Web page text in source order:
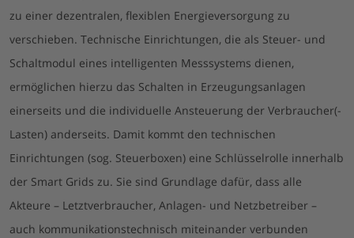
zu einer dezentralen, flexiblen Energieversorgung zu
verschieben. Technische Einrichtungen, die als Steuer- und
Schaltmodul eines intelligenten Messsystems dienen,
ermöglichen hierzu das Schalten in Erzeugungsanlagen
einerseits und die individuelle Ansteuerung der Verbraucher(-
Lasten) anderseits. Damit kommt den technischen
Einrichtungen (sog. Steuerboxen) eine Schlüsselrolle innerhalb
der Smart Grids zu. Sie sind Grundlage dafür, dass alle
Akteure – Letztverbraucher, Anlagen- und Netzbetreiber –
auch kommunikationstechnisch miteinander verbunden